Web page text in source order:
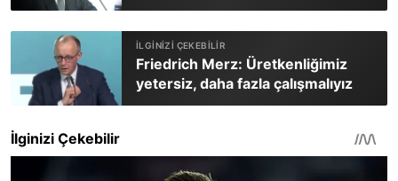
Friedrich Merz: Üretkenliğimiz
yetersiz, daha fazla çalışmalıyız